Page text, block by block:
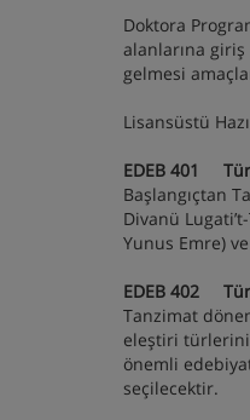
Doktora
alanlarına
gelmesi
Lisansüstü
EDEB 401
Başlangıçtan
Divanü
Yunus Emre)
EDEB 402
Tanzimat
eleştiri
önemli
seçilecektir.